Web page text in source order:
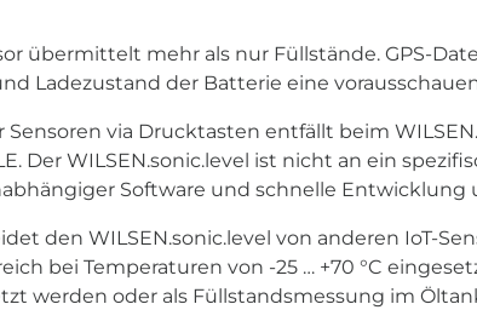
übermittelt mehr als nur Füllstände. GPS-
Ladezustand der Batterie eine
via Drucktasten entfällt beim
Der WILSEN.sonic.level ist nicht an ein
Software und schnelle Entwicklung
den WILSEN.sonic.level von anderen IoT-
bei Temperaturen von -25 … +70 °C
werden oder als Füllstandsmessung im